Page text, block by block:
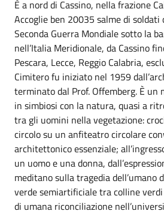
È a nord di Cassino, nella frazione
Accoglie ben 20035 salme di
Seconda Guerra Mondiale sotto la
nell’Italia Meridionale, da Cassino
Pescara, Lecce, Reggio Calabria,
Cimitero fu iniziato nel 1959
terminato dal Prof. Offemberg. È un
in simbiosi con la natura, quasi a
tra gli uomini nella vegetazione:
circolo su un anfiteatro circolare
architettonico essenziale;
un uomo e una donna,
meditano sulla tragedia dell’umano
verde semiartificiale tra colline
di umana riconciliazione